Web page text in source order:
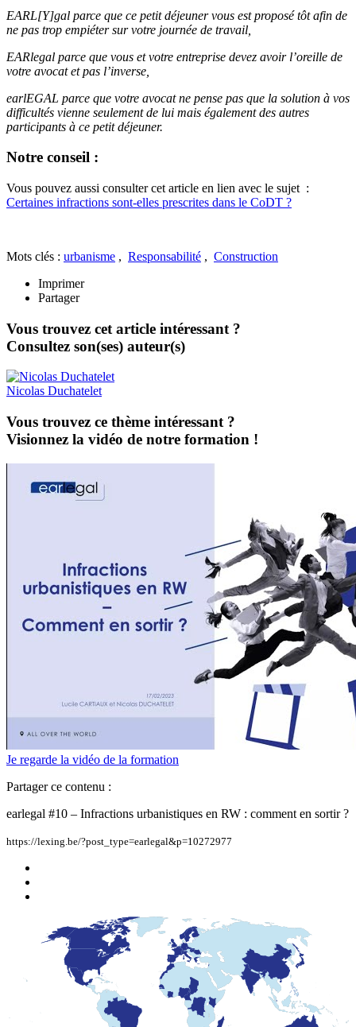
EARL[Y]gal parce que ce petit déjeuner vous est proposé tôt afin de
ne pas trop empiéter sur votre journée de travail,
EARlegal parce que vous et votre entreprise devez avoir l’oreille de
votre avocat et pas l’inverse,
earlEGAL parce que votre avocat ne pense pas que la solution à vos
difficultés vienne seulement de lui mais également des autres
participants à ce petit déjeuner.
Notre conseil :
Vous pouvez aussi consulter cet article en lien avec le sujet :
Certaines infractions sont-elles prescrites dans le CoDT ?
Mots clés : urbanisme , Responsabilité , Construction
Imprimer
Partager
Vous trouvez cet article intéressant ?
Consultez son(ses) auteur(s)
Nicolas Duchatelet
Vous trouvez ce thème intéressant ?
Visionnez la vidéo de notre formation !
Je regarde la vidéo de la formation
Partager ce contenu :
earlegal #10 – Infractions urbanistiques en RW : comment en sortir ?
https://lexing.be/?post_type=earlegal&p=10272977